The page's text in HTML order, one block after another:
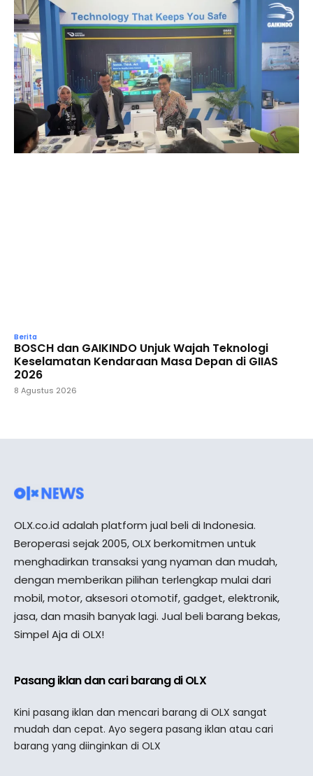
Berita
BOSCH dan GAIKINDO Unjuk Wajah Teknologi
Keselamatan Kendaraan Masa Depan di GIIAS
2026
8 Agustus 2026
OLX.co.id adalah platform jual beli di Indonesia.
Beroperasi sejak 2005, OLX berkomitmen untuk
menghadirkan transaksi yang nyaman dan mudah,
dengan memberikan pilihan terlengkap mulai dari
mobil, motor, aksesori otomotif, gadget, elektronik,
jasa, dan masih banyak lagi. Jual beli barang bekas,
Simpel Aja di OLX!
Pasang iklan dan cari barang di OLX
Kini pasang iklan dan mencari barang di OLX sangat
mudah dan cepat. Ayo segera pasang iklan atau cari
barang yang diinginkan di OLX